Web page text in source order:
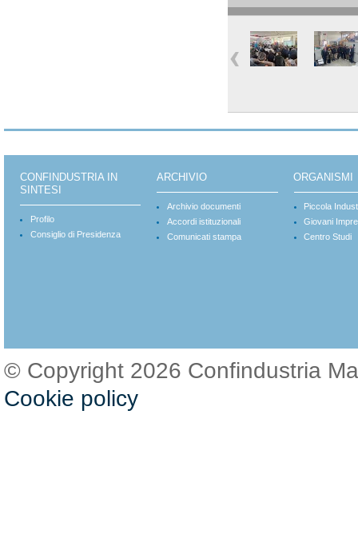
CONFINDUSTRIA IN
SINTESI
Profilo
Consiglio di Presidenza
ARCHIVIO
Archivio documenti
Accordi istituzionali
Comunicati stampa
ORGANISMI
Piccola
Giovani
Centro Studi
© Copyright 2026 Confindustria
Cookie policy